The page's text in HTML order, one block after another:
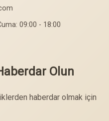
09:00 - 18:00
Olun
haberdar olmak için